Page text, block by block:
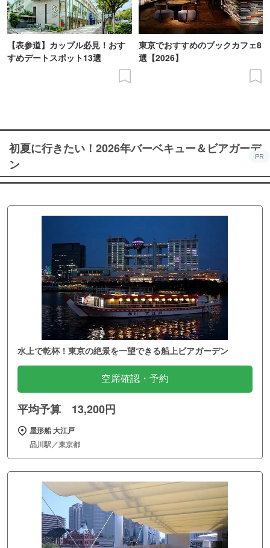
【表参道】カップル必見！おす
すめデートスポット13選
東京でおすすめのブックカフェ8
選【2026】
初夏に行きたい！2026年バーベキュー＆ビアガーデ
ン
PR
水上で乾杯！東京の絶景を一望できる船上ビアガーデン
空席確認・予約
平均予算 13,200円
屋形船 大江戸
品川駅／東京都